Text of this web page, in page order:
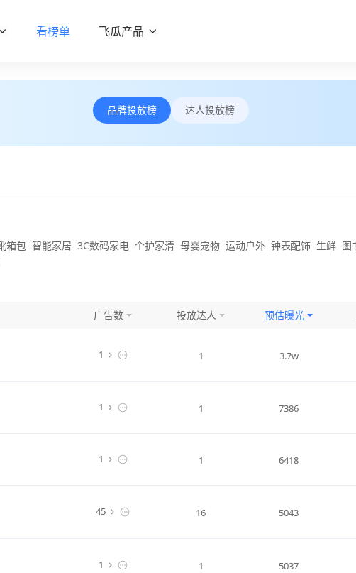
看榜单 飞瓜产品
品牌投放榜 达人投放榜
箱包 智能家居 3C数码家电 个护家清 母婴宠物 运动户外 钟表配饰 生鲜 图
广告数 投放达人 预估曝光
1 1 3.7w
1 1 7386
1 1 6418
45 16 5043
1 1 5037